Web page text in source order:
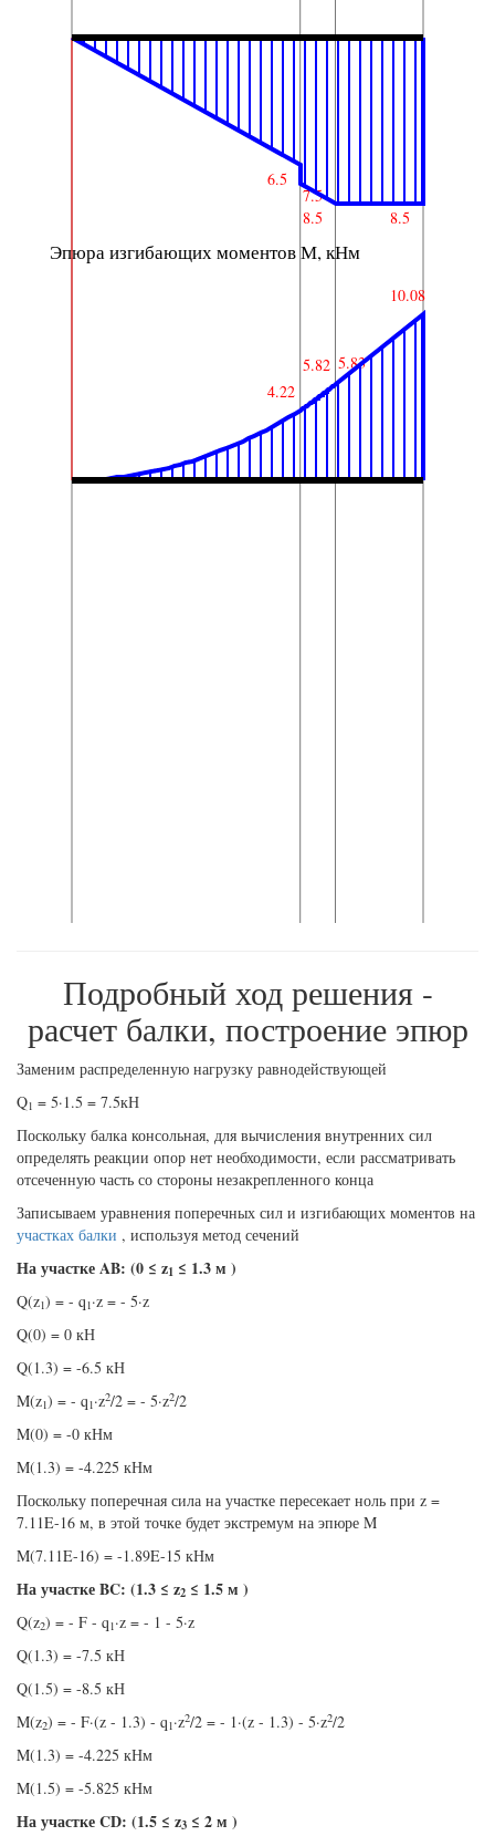
Эпюра изгибающих моментов М, кНм
6.5
4.22
7.5
8.5
5.82
8.5
5.83
10.08
Подробный ход решения -
расчет балки, построение эпюр
Заменим распределенную нагрузку равнодействующей
Q1 = 5·1.5 = 7.5кН
Поскольку балка консольная, для вычисления внутренних сил
определять реакции опор нет необходимости, если рассматривать
отсеченную часть со стороны незакрепленного конца
Записываем уравнения поперечных сил и изгибающих моментов на
участках балки , используя метод сечений
На участке AB: (0 ≤ z1 ≤ 1.3 м )
Q(z1) = - q1·z = - 5·z
Q(0) = 0 кН
Q(1.3) = -6.5 кН
M(z1) = - q1·z2/2 = - 5·z2/2
M(0) = -0 кНм
M(1.3) = -4.225 кНм
Поскольку поперечная сила на участке пересекает ноль при z =
7.11E-16 м, в этой точке будет экстремум на эпюре M
M(7.11E-16) = -1.89E-15 кНм
На участке BC: (1.3 ≤ z2 ≤ 1.5 м )
Q(z2) = - F - q1·z = - 1 - 5·z
Q(1.3) = -7.5 кН
Q(1.5) = -8.5 кН
M(z2) = - F·(z - 1.3) - q1·z2/2 = - 1·(z - 1.3) - 5·z2/2
M(1.3) = -4.225 кНм
M(1.5) = -5.825 кНм
На участке CD: (1.5 ≤ z3 ≤ 2 м )